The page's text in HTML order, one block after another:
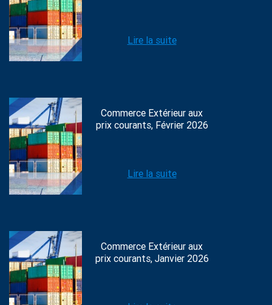
Lire la suite
Commerce Extérieur aux
prix courants, Février 2026
Lire la suite
Commerce Extérieur aux
prix courants, Janvier 2026